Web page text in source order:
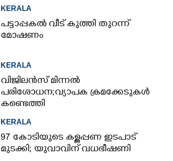
KERALA
പട്ടാപ്പകൽ വീട് കുത്തി തുറന്ന്
മോഷണം
KERALA
വിജിലൻസ് മിന്നൽ
പരിശോധന; വ്യാപക ക്രമക്കേടുകൾ
കണ്ടെത്തി
KERALA
97 കോടിയുടെ കള്ളപ്പണ ഇടപാട്
മുടക്കി; യുവാവിന് വധഭീഷണി